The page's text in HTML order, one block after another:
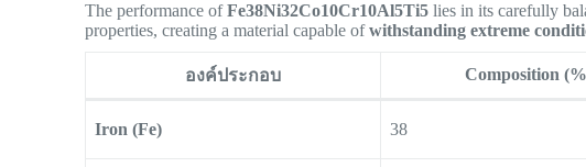
The performance ofFe38Ni32Co10Cr10Al5Ti5 lies in its carefully
properties, creating a material capable ofwithstanding extreme
องค์ประกอบ Composition
Iron (Fe) 38